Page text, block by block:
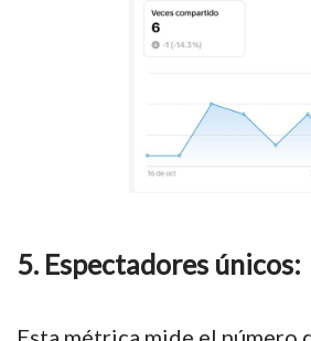
5. Espectadores únicos: